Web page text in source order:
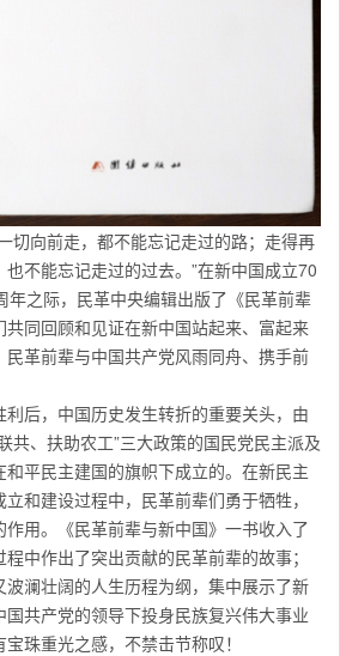
切向前走，都不能忘记走过的路；走得再
不能忘记走过的过去。”在新中国成立70
年之际，民革中央编辑出版了《民革前辈
同回顾和见证在新中国站起来、富起来
革前辈与中国共产党风雨同舟、携手前
利后，中国历史发生转折的重要关头，由
共、扶助农工”三大政策的国民党民主派及
平民主建国的旗帜下成立的。在新民主
和建设过程中，民革前辈们勇于牺牲，
用。《民革前辈与新中国》一书收入了
中作出了突出贡献的民革前辈的故事；
澜壮阔的人生历程为纲，集中展示了新
共产党的领导下投身民族复兴伟大事业
珠重光之感，不禁击节称叹！